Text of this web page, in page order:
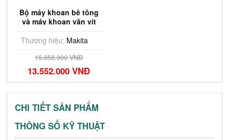
Bộ máy khoan bê tông
và máy khoan vặn vít
Thương hiệu: Makita
15.058.000 VNĐ
13.552.000 VNĐ
CHI TIẾT SẢN PHẨM
THÔNG SỐ KỸ THUẬT